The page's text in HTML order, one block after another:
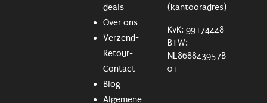
deals
Over ons
Verzend-
Retour-
Contact
Blog
Algemene
(kantooradres)
KvK: 99174448
BTW:
NL868843957B
01